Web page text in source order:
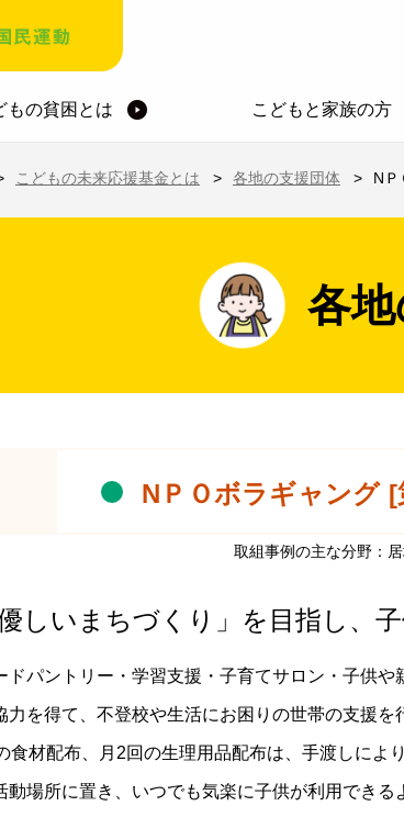
もの貧困とは こどもと家族の方
こどもの未来応援基金とは 各地の支援団体 NＰ
各
NＰＯボラギャング [
取組事例の主な分野：
優しいまちづくり」を目指し、
ドパントリー・学習支援・子育てサロン・子供
力を得て、不登校や生活にお困りの世帯の支援を
食材配布、月2回の生理用品配布は、手渡しに
動場所に置き、いつでも気楽に子供が利用できる